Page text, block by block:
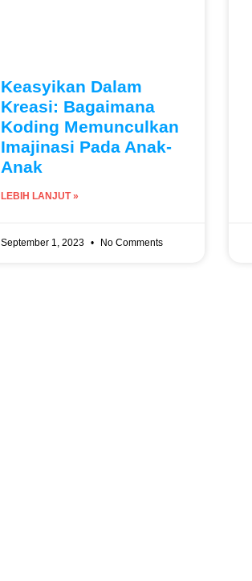
Keasyikan Dalam
Kreasi: Bagaimana
Koding Memunculkan
Imajinasi Pada Anak-
Anak
LEBIH LANJUT »
September 1, 2023 No Comments